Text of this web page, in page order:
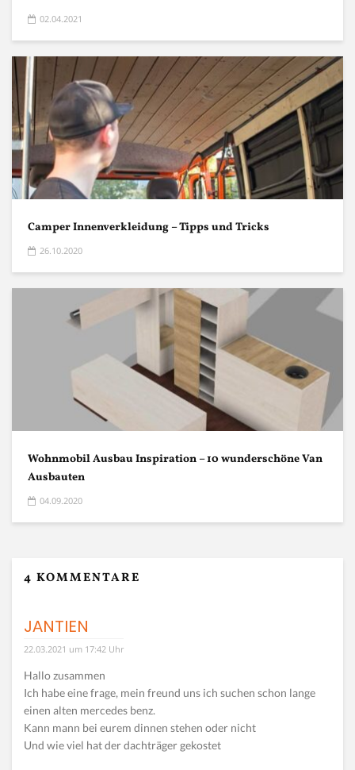
02.04.2021
Camper Innenverkleidung – Tipps und Tricks
26.10.2020
Wohnmobil Ausbau Inspiration – 10 wunderschöne Van
Ausbauten
04.09.2020
4 KOMMENTARE
JANTIEN
22.03.2021 um 17:42 Uhr
Hallo zusammen
Ich habe eine frage, mein freund uns ich suchen schon lange
einen alten mercedes benz.
Kann mann bei eurem dinnen stehen oder nicht
Und wie viel hat der dachträger gekostet